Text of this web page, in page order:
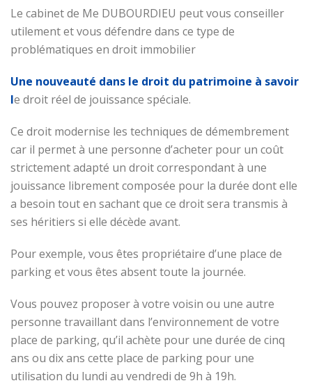
Le cabinet de Me DUBOURDIEU peut vous conseiller
utilement et vous défendre dans ce type de
problématiques en droit immobilier
Une nouveauté dans le droit du patrimoine à savoir
le droit réel de jouissance spéciale.
Ce droit modernise les techniques de démembrement
car il permet à une personne d’acheter pour un coût
strictement adapté un droit correspondant à une
jouissance librement composée pour la durée dont elle
a besoin tout en sachant que ce droit sera transmis à
ses héritiers si elle décède avant.
Pour exemple, vous êtes propriétaire d’une place de
parking et vous êtes absent toute la journée.
Vous pouvez proposer à votre voisin ou une autre
personne travaillant dans l’environnement de votre
place de parking, qu’il achète pour une durée de cinq
ans ou dix ans cette place de parking pour une
utilisation du lundi au vendredi de 9h à 19h.